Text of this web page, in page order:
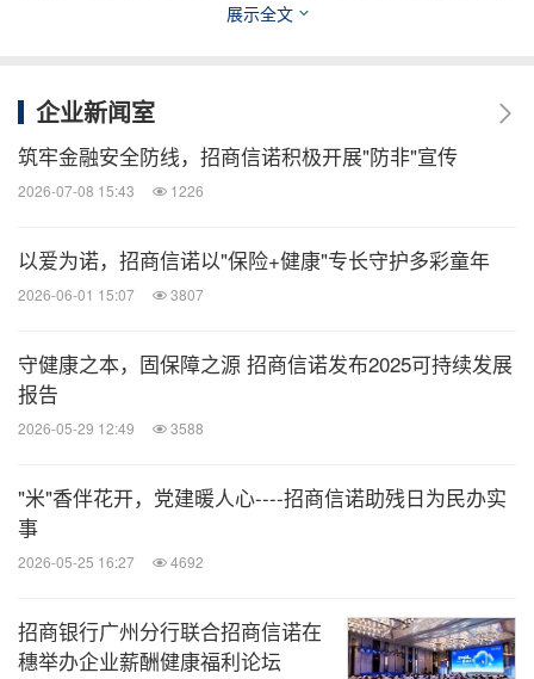
力点。招商信诺人寿表示，未来将继续坚持大健康发
户更健康、生活更美好的公司使命，为"健康中国"战
略实施贡献更大力量。
大健康企业最新的经营动态。扫描二维码，
业
分享到：
展示全文
企业新闻室
筑牢金融安全防线，招商信诺积极开展"防非"宣传
2026-07-08 15:43 1226
以爱为诺，招商信诺以"保险+健康"专长守护多彩童年
2026-06-01 15:07 3807
守健康之本，固保障之源 招商信诺发布2025可持续发展
报告
2026-05-29 12:49 3588
"米"香伴花开，党建暖人心----招商信诺助残日为民办实
事
2026-05-25 16:27 4692
招商银行广州分行联合招商信诺在
穗举办企业薪酬健康福利论坛